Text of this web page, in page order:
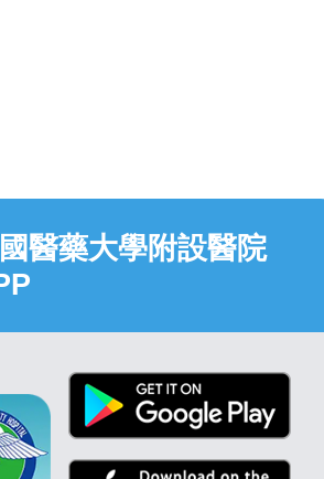
醫藥大學附設醫院